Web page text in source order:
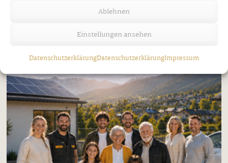
Ablehnen
Einstellungen ansehen
DatenschutzerklärungDatenschutzerklärungImpressum